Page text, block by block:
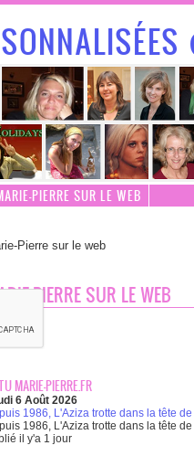
PIERRE SUR LE WEB
Pierre sur le web
PIERRE SUR LE WEB
MARIE-PIERRE.FR
6 Août 2026
1986, L'Aziza trotte dans la tête
1986, L'Aziza trotte dans la tête
il y'a 1 jour